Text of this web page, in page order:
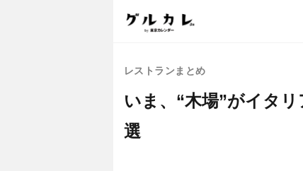
レストランまとめ
いま、“木場”がイタ
選